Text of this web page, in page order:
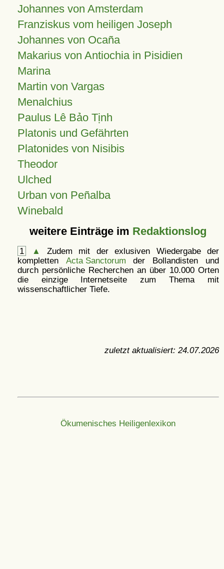
Johannes von Amsterdam
Franziskus vom heiligen Joseph
Johannes von Ocaña
Makarius von Antiochia in Pisidien
Marina
Martin von Vargas
Menalchius
Paulus Lê Bảo Tịnh
Platonis und Gefährten
Platonides von Nisibis
Theodor
Ulched
Urban von Peñalba
Winebald
weitere Einträge im Redaktionslog
1 ▲
Zudem mit der exlusiven Wiedergabe der
kompletten Acta Sanctorum der Bollandisten und
durch persönliche Recherchen an über 10.000 Orten
die einzige Internetseite zum Thema mit
wissenschaftlicher Tiefe.
zuletzt aktualisiert: 24.07.2026
Ökumenisches Heiligenlexikon